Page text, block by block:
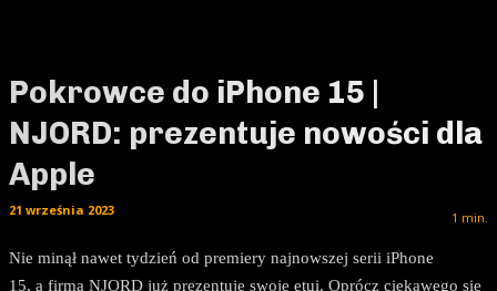
Pokrowce do iPhone 15 |
NJORD: prezentuje nowości dla
Apple
1 min.
21 września 2023
Nie minął nawet tydzień od premiery najnowszej serii iPhone
15, a firma NJORD już prezentuje swoje etui. Oprócz ciekawego się